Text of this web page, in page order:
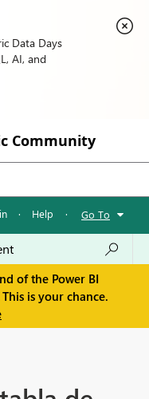
Data Days
AI, and
Community
· Help · Go To
of the Power BI
is your chance.